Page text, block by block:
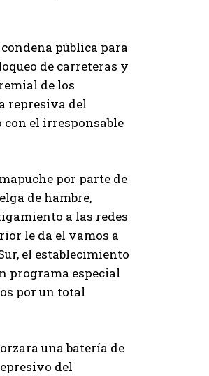
pública para
de carreteras y
de los
represiva del
con el irresponsable
por parte de
de hambre,
a las redes
le da el vamos a
el establecimiento
programa especial
por un total
una batería de
del